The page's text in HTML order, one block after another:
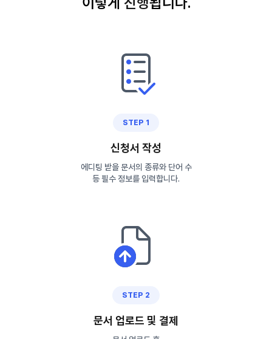
STEP 1
신청서 작성
에디팅 받을 문서의 종류와 단어 수
등 필수 정보를 입력합니다.
STEP 2
문서 업로드 및 결제